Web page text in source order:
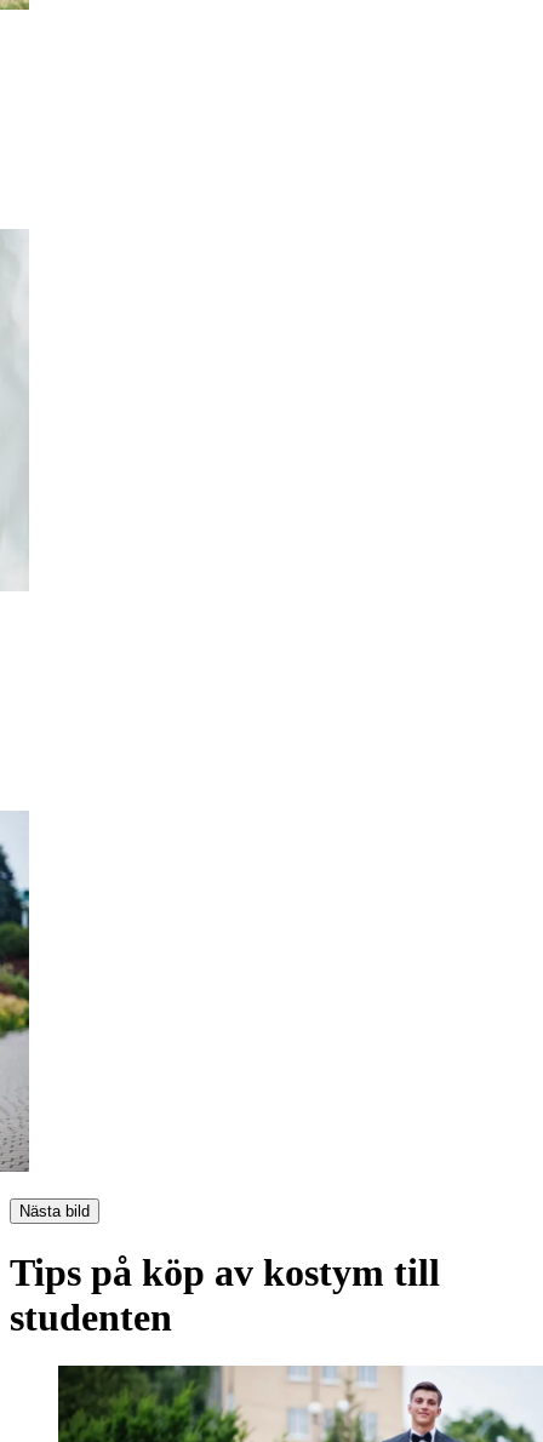
Nästa bild
Tips på köp av kostym till
studenten